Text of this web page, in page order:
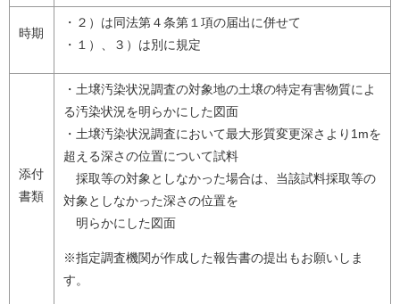
時期
・２）は同法第４条第１項の届出に併せて
・１）、３）は別に規定
添付
書類
・土壌汚染状況調査の対象地の土壌の特定有害物質によ
る汚染状況を明らかにした図面
・土壌汚染状況調査において最大形質変更深さより1mを
超える深さの位置について試料
採取等の対象としなかった場合は、当該試料採取等の
対象としなかった深さの位置を
明らかにした図面
※指定調査機関が作成した報告書の提出もお願いしま
す。